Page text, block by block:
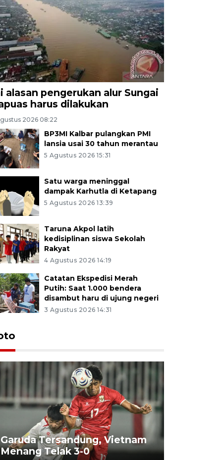
FOTO/Wahdi Septiawan/foc.
alasan pengerukan alur Sungai
harus dilakukan
2026 08:22
BP3MI Kalbar pulangkan PMI
lansia usai 30 tahun merantau
5 Agustus 2026 15:31
Satu warga meninggal
dampak Karhutla di Ketapang
5 Agustus 2026 13:39
Taruna Akpol latih
kedisiplinan siswa Sekolah
Rakyat
4 Agustus 2026 14:19
Catatan Ekspedisi Merah
Putih: Saat 1.000 bendera
disambut haru di ujung negeri
3 Agustus 2026 14:31
Garuda Tersandung, Vietnam
Menang Telak 3-0